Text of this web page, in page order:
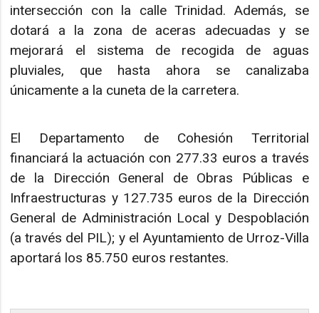
intersección con la calle Trinidad. Además, se
dotará a la zona de aceras adecuadas y se
mejorará el sistema de recogida de aguas
pluviales, que hasta ahora se canalizaba
únicamente a la cuneta de la carretera.
El Departamento de Cohesión Territorial
financiará la actuación con 277.33 euros a través
de la Dirección General de Obras Públicas e
Infraestructuras y 127.735 euros de la Dirección
General de Administración Local y Despoblación
(a través del PIL); y el Ayuntamiento de Urroz-Villa
aportará los 85.750 euros restantes.